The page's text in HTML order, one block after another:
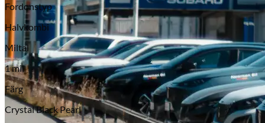
Serviceverkstad
Fordonstyp
Halvkombi
Miltal
1 mil
Färg
Crystal Black Pearl